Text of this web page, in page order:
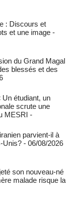
: Discours et
et une image -
du Grand Magal
blessés et des
Un étudiant, un
scrute une
MESRI -
parvient-il à
Unis? - 06/08/2026
son nouveau-né
malade risque la